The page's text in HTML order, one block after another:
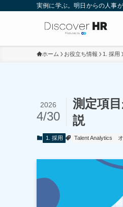
実例に学ぶ。明日からの人事が
ホーム お役立ち情報 1. 採用
測定項
説
2026
4/30
1. 採用 Talent Analytics